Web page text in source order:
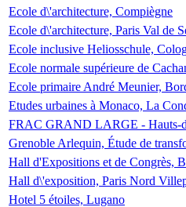
Ecole d\'architecture, Compiègne
Ecole d\'architecture, Paris Val de
Ecole inclusive Heliosschule,
Ecole normale supérieure de
Ecole primaire André Meunier,
Etudes urbaines à Monaco, La
FRAC GRAND LARGE - Hauts-
Grenoble Arlequin, Étude de
Hall d'Expositions et de Congrès,
Hall d\'exposition, Paris Nord
Hotel 5 étoiles, Lugano